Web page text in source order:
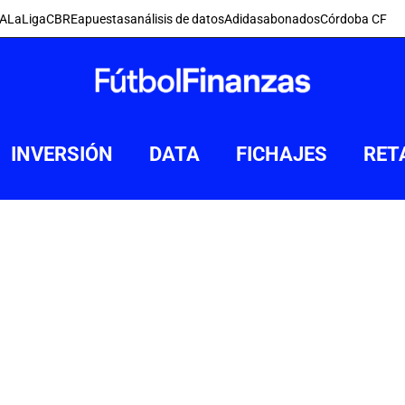
LaLigaCBREapuestasanálisis de datosAdidasabonadosCórdoba CF
INVERSIÓN DATA FICHAJES